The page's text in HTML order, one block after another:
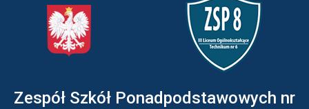
Zespół Szkół Ponadpodstawowych nr